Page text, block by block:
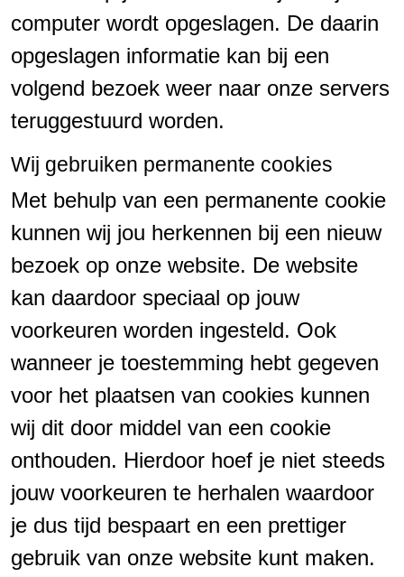
computer wordt opgeslagen. De daarin
opgeslagen informatie kan bij een
volgend bezoek weer naar onze servers
teruggestuurd worden.
Wij gebruiken permanente cookies
Met behulp van een permanente cookie
kunnen wij jou herkennen bij een nieuw
bezoek op onze website. De website
kan daardoor speciaal op jouw
voorkeuren worden ingesteld. Ook
wanneer je toestemming hebt gegeven
voor het plaatsen van cookies kunnen
wij dit door middel van een cookie
onthouden. Hierdoor hoef je niet steeds
jouw voorkeuren te herhalen waardoor
je dus tijd bespaart en een prettiger
gebruik van onze website kunt maken.